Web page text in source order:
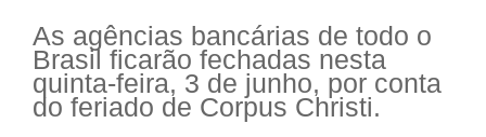
As agências bancárias de todo o
Brasil ficarão fechadas nesta
quinta-feira, 3 de junho, por conta
do feriado de Corpus Christi.